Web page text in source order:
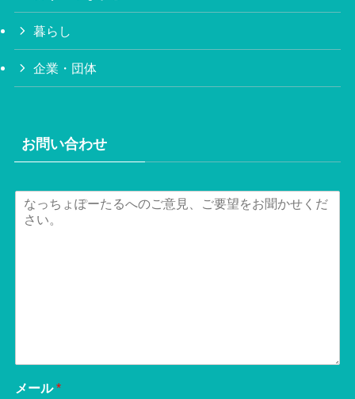
暮らし
企業・団体
お問い合わせ
メール*